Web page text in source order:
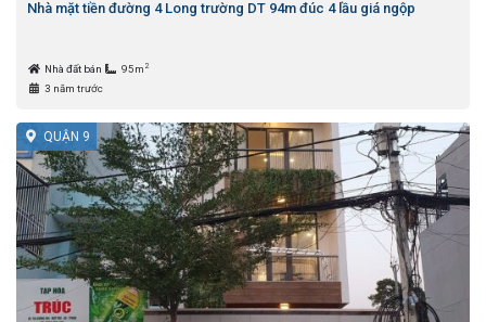
Nhà mặt tiền đường 4 Long trường DT 94m đúc 4 lầu giá ngộp
Nhà đất bán 95m 2
3 năm trước
QUẬN 9